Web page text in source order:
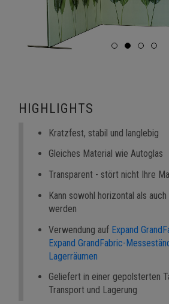
HIGHLIGHTS
Kratzfest, stabil und langlebig
Gleiches Material wie Autoglas
Transparent - stört nicht Ihre
Kann sowohl horizontal als
werden
Verwendung auf Expand
Expand GrandFabric-
Lagerräumen
Geliefert in einer gepolsterten
Transport und Lagerung